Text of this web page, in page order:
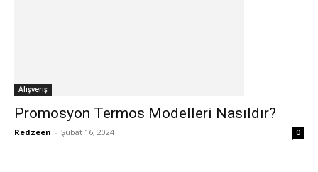
Alışveriş
Promosyon Termos Modelleri Nasıldır?
Redzeen - Şubat 16, 2024 0